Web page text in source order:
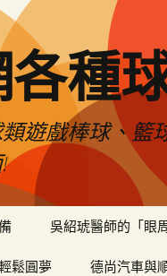
種
遊戲棒球、
吳紹琥醫師的「眼
鬆圓夢 德尚汽車與